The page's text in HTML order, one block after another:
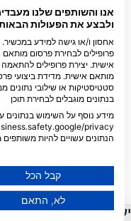
Scubapro, Stephen Frink
Dive Pier(★4.5)
ממוקם בתחנת הצי האמריקני
הצי האמריקאי, ובעלי החיים
כרישי שונית שחורים, כמה
וצלופחים ירוקים ומנומרים.
יעדים פופולריים
אנו והשותפים שלנו
ולבצע את הפעולות
אחסון ו/או גישה למידע
פרופילים לבחירת פרסום
אישית. יצירת פרופילים
מותאם אישית. מדידת ביצועי
סטטיסטיקות או שילובי נתונים
בנתונים מוגבלים לבחירת תוכן
privacy/.
הנתונים עשויים להיות
הצג רשימת שותפים (1 ספקי IAB)
אנו משתמשים בנתונים שלך
קבל הכל
לא, התאם